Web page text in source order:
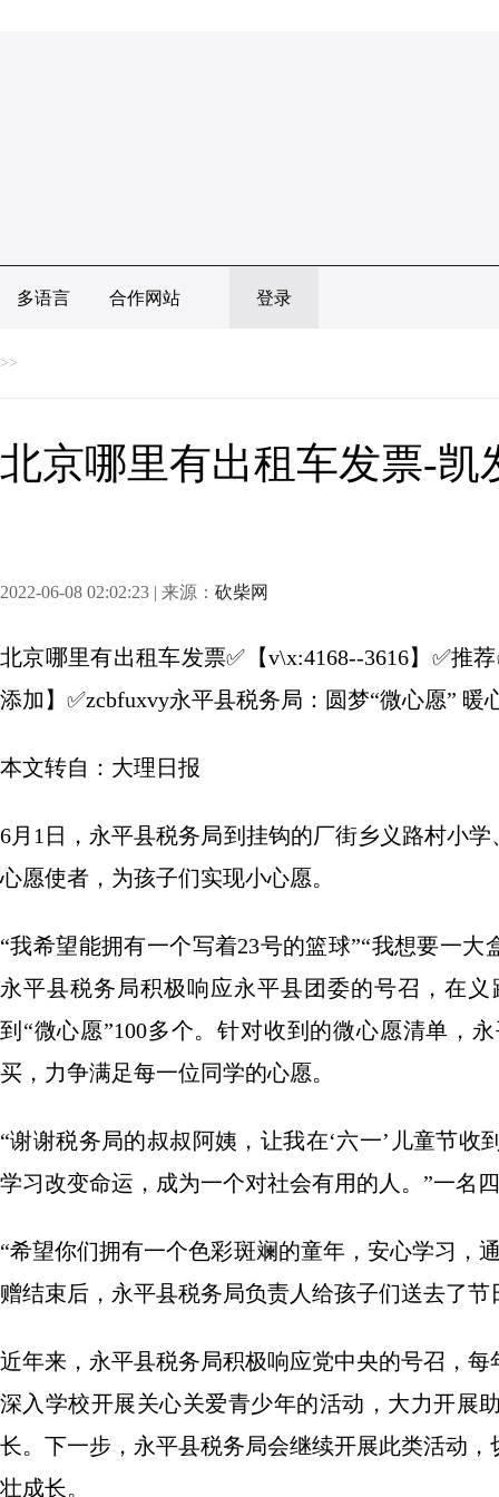
多语言 合作网站 登录
>>
北京哪里有出租车发票-凯
2022-06-08 02:02:23 | 来源： 砍柴网
北京哪里有出租车发票✅【v\x:4168--3616】✅推
添加】✅zcbfuxvy永平县税务局：圆梦“微心愿” 暖
本文转自：大理日报
6月1日，永平县税务局到挂钩的厂街乡义路村小
心愿使者，为孩子们实现小心愿。
“我希望能拥有一个写着23号的篮球”“我想要一
永平县税务局积极响应永平县团委的号召，在
到“微心愿”100多个。针对收到的微心愿清单，
买，力争满足每一位同学的心愿。
“谢谢税务局的叔叔阿姨，让我在‘六一’儿童节
学习改变命运，成为一个对社会有用的人。”一名
“希望你们拥有一个色彩斑斓的童年，安心学习，
赠结束后，永平县税务局负责人给孩子们送去了节
近年来，永平县税务局积极响应党中央的号召，
深入学校开展关心关爱青少年的活动，大力开展
长。下一步，永平县税务局会继续开展此类活动
壮成长。